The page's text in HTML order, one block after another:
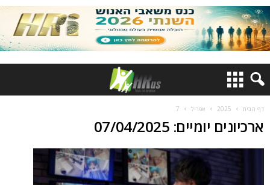
דף הבית 2025 אפריל 7
ארכיונים יומיים: 07/04/2025